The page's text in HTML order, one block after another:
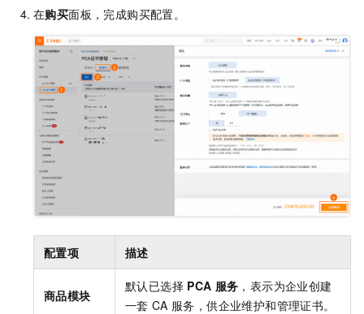
在购买面板，完成购买配置。
配置项 描述
商品模块
默认已选择 PCA 服务 ，表示为企业创建
一套 CA 服务，供企业维护和管理证书。